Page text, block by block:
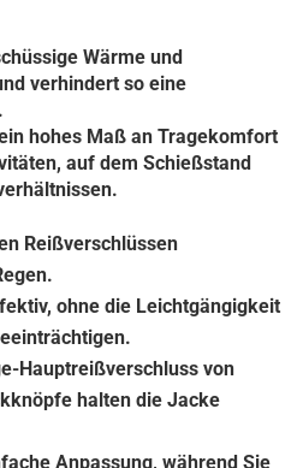
Wärme und
verhindert so eine
hohes Maß an Tragekomfort
auf dem Schießstand
Reißverschlüssen
ohne die Leichtgängigkeit
Hauptreißverschluss von
halten die Jacke
Anpassung, während Sie